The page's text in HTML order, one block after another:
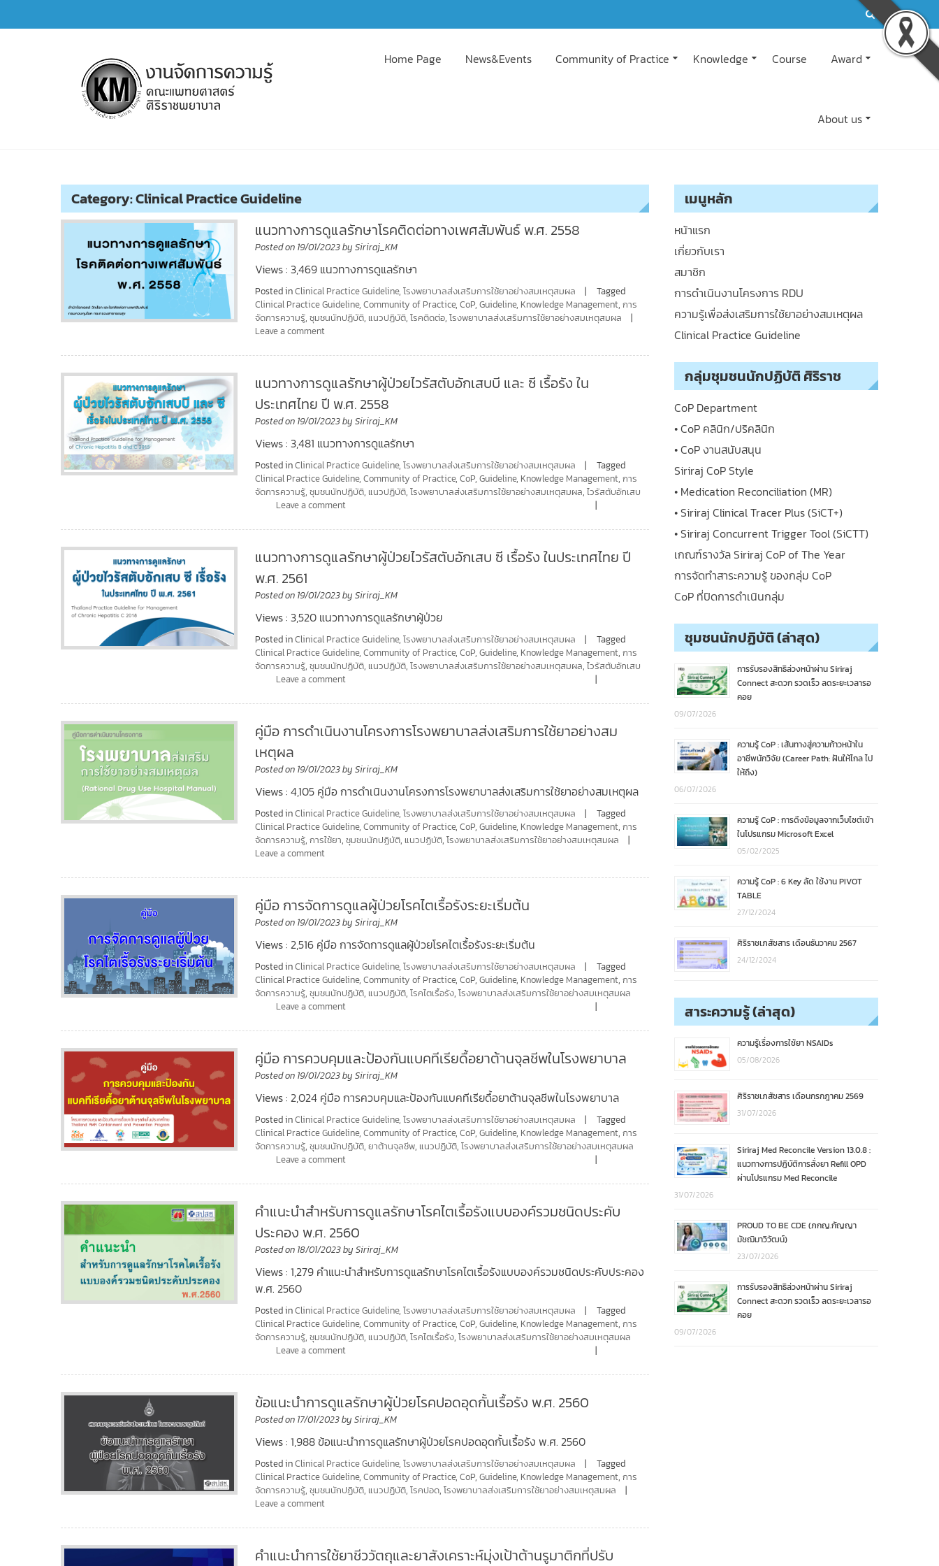
to
Home Page News&Events Community of Practice Knowledge Course Award
About us
Category:Clinical Practice Guideline
แนวทางการดูแลรักษาโรคติดต่อทางเพศสัมพันธ์ พ.ศ. 2558
Posted on 19/01/2023by Siriraj_KM
Views : 3,469 แนวทางการดูแลรักษา
Posted inClinical Practice Guideline, โรงพยาบาลส่งเสริมการใช้ยาอย่างสมเหตุสมผล
Tagged
Clinical Practice Guideline, Community of Practice, CoP, Guideline, Knowledge Management, การ
จัดการความรู้, ชุมชนนักปฏิบัติ, แนวปฏิบัติ, โรคติดต่อ, โรงพยาบาลส่งเสริมการใช้ยาอย่างสมเหตุสมผล
Leave a comment
แนวทางการดูแลรักษาผู้ป่วยไวรัสตับอักเสบบี และ ซี เรื้อรัง ใน
ประเทศไทย ปี พ.ศ. 2558
Posted on 19/01/2023by Siriraj_KM
Views : 3,481 แนวทางการดูแลรักษา
Posted inClinical Practice Guideline, โรงพยาบาลส่งเสริมการใช้ยาอย่างสมเหตุสมผล
Tagged
Clinical Practice Guideline, Community of Practice, CoP, Guideline, Knowledge Management, การ
จัดการความรู้, ชุมชนนักปฏิบัติ, แนวปฏิบัติ, โรงพยาบาลส่งเสริมการใช้ยาอย่างสมเหตุสมผล, ไวรัสตับอักเสบ
Leave a comment
แนวทางการดูแลรักษาผู้ป่วยไวรัสตับอักเสบ ซี เรื้อรัง ในประเทศไทย ปี
พ.ศ. 2561
Posted on 19/01/2023by Siriraj_KM
Views : 3,520 แนวทางการดูแลรักษาผู้ป่วย
Posted inClinical Practice Guideline, โรงพยาบาลส่งเสริมการใช้ยาอย่างสมเหตุสมผล
Tagged
Clinical Practice Guideline, Community of Practice, CoP, Guideline, Knowledge Management, การ
จัดการความรู้, ชุมชนนักปฏิบัติ, แนวปฏิบัติ, โรงพยาบาลส่งเสริมการใช้ยาอย่างสมเหตุสมผล, ไวรัสตับอักเสบ
Leave a comment
คู่มือ การดำเนินงานโครงการโรงพยาบาลส่งเสริมการใช้ยาอย่างสม
เหตุผล
Posted on 19/01/2023by Siriraj_KM
Views : 4,105 คู่มือ การดำเนินงานโครงการโรงพยาบาลส่งเสริมการใช้ยาอย่างสมเหตุผล
Posted inClinical Practice Guideline, โรงพยาบาลส่งเสริมการใช้ยาอย่างสมเหตุสมผล
Tagged
Clinical Practice Guideline, Community of Practice, CoP, Guideline, Knowledge Management, การ
จัดการความรู้, การใช้ยา, ชุมชนนักปฏิบัติ, แนวปฏิบัติ, โรงพยาบาลส่งเสริมการใช้ยาอย่างสมเหตุสมผล
Leave a comment
คู่มือ การจัดการดูแลผู้ป่วยโรคไตเรื้อรังระยะเริ่มต้น
Posted on 19/01/2023by Siriraj_KM
Views : 2,516 คู่มือ การจัดการดูแลผู้ป่วยโรคไตเรื้อรังระยะเริ่มต้น
Posted inClinical Practice Guideline, โรงพยาบาลส่งเสริมการใช้ยาอย่างสมเหตุสมผล
Tagged
Clinical Practice Guideline, Community of Practice, CoP, Guideline, Knowledge Management, การ
จัดการความรู้, ชุมชนนักปฏิบัติ, แนวปฏิบัติ, โรคไตเรื้อรัง, โรงพยาบาลส่งเสริมการใช้ยาอย่างสมเหตุสมผล
Leave a comment
คู่มือ การควบคุมและป้องกันแบคทีเรียดื้อยาต้านจุลชีพในโรงพยาบาล
Posted on 19/01/2023by Siriraj_KM
Views : 2,024 คู่มือ การควบคุมและป้องกันแบคทีเรียดื้อยาต้านจุลชีพในโรงพยาบาล
Posted inClinical Practice Guideline, โรงพยาบาลส่งเสริมการใช้ยาอย่างสมเหตุสมผล
Tagged
Clinical Practice Guideline, Community of Practice, CoP, Guideline, Knowledge Management, การ
จัดการความรู้, ชุมชนนักปฏิบัติ, ยาต้านจุลชีพ, แนวปฏิบัติ, โรงพยาบาลส่งเสริมการใช้ยาอย่างสมเหตุสมผล
Leave a comment
คำแนะนำสำหรับการดูแลรักษาโรคไตเรื้อรังแบบองค์รวมชนิดประคับ
ประคอง พ.ศ. 2560
Posted on 18/01/2023by Siriraj_KM
Views : 1,279 คำแนะนำสำหรับการดูแลรักษาโรคไตเรื้อรังแบบองค์รวมชนิดประคับประคอง
พ.ศ. 2560
Posted inClinical Practice Guideline, โรงพยาบาลส่งเสริมการใช้ยาอย่างสมเหตุสมผล
Tagged
Clinical Practice Guideline, Community of Practice, CoP, Guideline, Knowledge Management, การ
จัดการความรู้, ชุมชนนักปฏิบัติ, แนวปฏิบัติ, โรคไตเรื้อรัง, โรงพยาบาลส่งเสริมการใช้ยาอย่างสมเหตุสมผล
Leave a comment
ข้อแนะนำการดูแลรักษาผู้ป่วยโรคปอดอุดกั้นเรื้อรัง พ.ศ. 2560
Posted on 17/01/2023by Siriraj_KM
Views : 1,988 ข้อแนะนำการดูแลรักษาผู้ป่วยโรคปอดอุดกั้นเรื้อรัง พ.ศ. 2560
Posted inClinical Practice Guideline, โรงพยาบาลส่งเสริมการใช้ยาอย่างสมเหตุสมผล
Tagged
Clinical Practice Guideline, Community of Practice, CoP, Guideline, Knowledge Management, การ
จัดการความรู้, ชุมชนนักปฏิบัติ, แนวปฏิบัติ, โรคปอด, โรงพยาบาลส่งเสริมการใช้ยาอย่างสมเหตุสมผล
Leave a comment
คำแนะนำการใช้ยาชีววัตถุและยาสังเคราะห์มุ่งเป้าต้านรูมาติกที่ปรับ
เมนูหลัก
หน้าแรก
เกี่ยวกับเรา
สมาชิก
การดำเนินงานโครงการ RDU
ความรู้เพื่อส่งเสริมการใช้ยาอย่างสมเหตุผล
Clinical Practice Guideline
กลุ่มชุมชนนักปฏิบัติ ศิริราช
CoP Department
• CoP คลินิก/ปริคลินิก
• CoP งานสนับสนุน
Siriraj CoP Style
• Medication Reconciliation (MR)
• Siriraj Clinical Tracer Plus (SiCT+)
• Siriraj Concurrent Trigger Tool (SiCTT)
เกณฑ์รางวัล Siriraj CoP of The Year
การจัดทำสาระความรู้ ของกลุ่ม CoP
CoP ที่ปิดการดำเนินกลุ่ม
ชุมชนนักปฏิบัติ (ล่าสุด)
การรับรองสิทธิล่วงหน้าผ่าน Siriraj
Connect สะดวก รวดเร็ว ลดระยะเวลารอ
คอย
09/07/2026
ความรู้ CoP : เส้นทางสู่ความก้าวหน้าใน
อาชีพนักวิจัย (Career Path: ฝันให้ไกล ไป
ให้ถึง)
06/07/2026
ความรู้ CoP : การดึงข้อมูลจากเว็บไซต์เข้า
ในโปรแกรม Microsoft Excel
05/02/2025
ความรู้ CoP : 6 Key ลัด ใช้งาน PIVOT
TABLE
27/12/2024
ศิริราชเภสัชสาร เดือนธันวาคม 2567
24/12/2024
สาระความรู้ (ล่าสุด)
ความรู้เรื่องการใช้ยา NSAIDs
05/08/2026
ศิริราชเภสัชสาร เดือนกรกฎาคม 2569
31/07/2026
Siriraj Med Reconcile Version 13.0.8 :
แนวทางการปฏิบัติการสั่งยา Refill OPD
ผ่านโปรแกรม Med Reconcile
31/07/2026
PROUD TO BE CDE (ภกญ.กัญญา
มัชฌิมาวิวัฒน์)
23/07/2026
การรับรองสิทธิล่วงหน้าผ่าน Siriraj
Connect สะดวก รวดเร็ว ลดระยะเวลารอ
คอย
09/07/2026